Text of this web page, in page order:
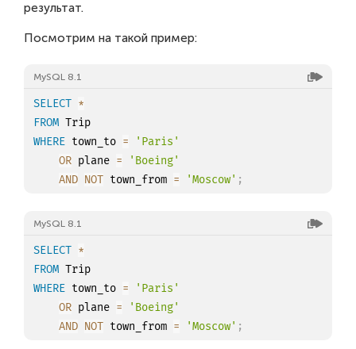
результат.
Посмотрим на такой пример:
MySQL 8.1
SELECT *
FROM
WHERE town_to =
'Paris'
OR plane =
'Boeing'
AND NOT town_from = 'Moscow' ;
MySQL 8.1
SELECT *
FROM
WHERE town_to =
'Paris'
OR plane =
'Boeing'
AND NOT town_from = 'Moscow' ;